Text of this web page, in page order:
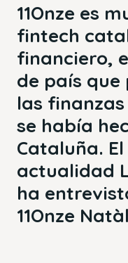
11Onze es
fintech
financiero,
de país
las
se había
Cataluña.
actualidad
ha
11Onze